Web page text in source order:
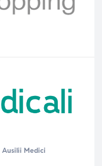
Ausilii Medici